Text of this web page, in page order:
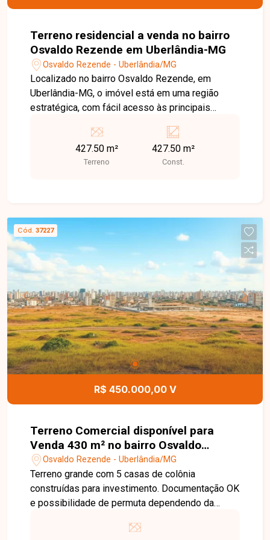
Terreno residencial a venda no bairro
Osvaldo Rezende em Uberlândia-MG
Osvaldo Rezende - Uberlândia/MG
Localizado no bairro Osvaldo Rezende, em
Uberlândia-MG, o imóvel está em uma região
estratégica, com fácil acesso às principais
contando com escolas, comércios, serviços de
saúde e opções de lazer, proporcionando
praticidade e conforto no dia a dia. Terreno
valorizada e de fácil acessibilidade. Condomínio
não se aplica. Uma excelente oportunidade para
investidores e construtores que buscam um
imóvel em localização privilegiada e com grande
potencial de valorização. Entre em contato para
mais informações e agende uma visita!
427.50 m²
Terreno
427.50 m²
Const.
Cód. 37227
R$ 450.000,00 V
Terreno Comercial disponível para
Venda 430 m² no bairro Osvaldo
Rezende em Uberlândia-MG
Osvaldo Rezende - Uberlândia/MG
Terreno grande com 5 casas de colônia
construídas para investimento. Documentação OK
e possibilidade de permuta dependendo da
construção de edifícios. O terreno está situado